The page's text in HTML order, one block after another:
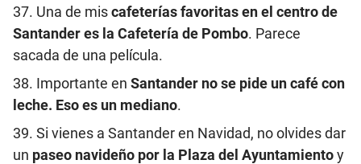
37. Una de miscafeterías favoritas en el centro de
Santander es la Cafetería de Pombo. Parece
sacada de una película.
38. Importante en Santander no se pide un café con
leche. Eso es un mediano.
39. Si vienes a Santander en Navidad, no olvides dar
un paseo navideño por la Plaza del Ayuntamientoy